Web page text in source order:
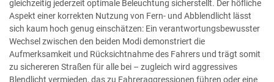
gleichzeitig jederzeit optimale Beleuchtung sicherstellt. Der höfliche
Aspekt einer korrekten Nutzung von Fern- und Abblendlicht lässt
sich kaum hoch genug einschätzen: Ein verantwortungsbewusster
Wechsel zwischen den beiden Modi demonstriert die
Aufmerksamkeit und Rücksichtnahme des Fahrers und trägt somit
zu sichereren Straßen für alle bei – zugleich wird aggressives
Blendlicht vermieden, das zu Fahreraggressionen führen oder eine